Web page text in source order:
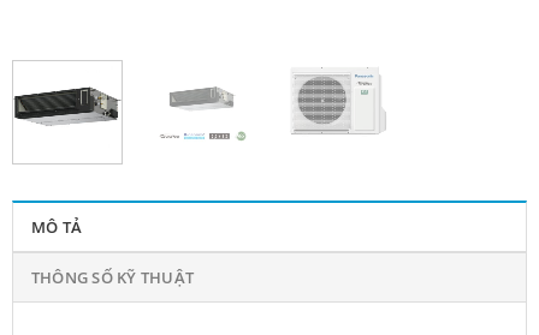
MÔ TẢ
THÔNG SỐ KỸ THUẬT